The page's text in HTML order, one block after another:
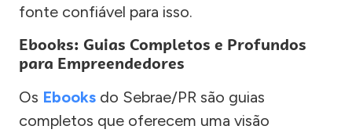
fonte confiável para isso.
Ebooks: Guias Completos e Profundos
para Empreendedores
Os Ebooks do Sebrae/PR são guias
completos que oferecem uma visão